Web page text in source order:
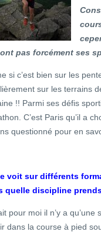
pas forcément ses
si c’est bien sur les
sur les terrains
!! Parmi ses défis
C’est Paris qu’il a
questionné pour en
voit sur différents
quelle discipline
pour moi il n’y a
dans la course à pied